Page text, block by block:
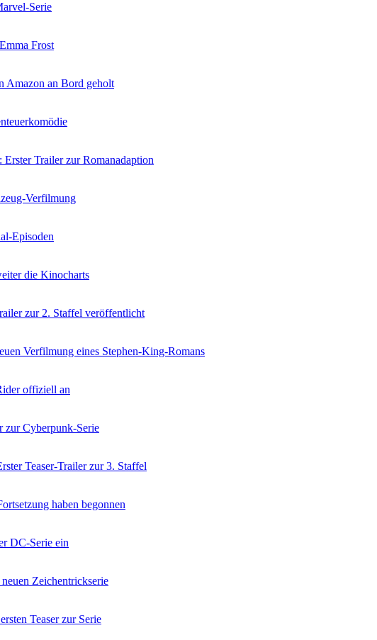
Serie
Frost
Amazon an Bord geholt
Trailer zur Romanadaption
Verfilmung
Episoden
die Kinocharts
zur 2. Staffel veröffentlicht
Verfilmung eines Stephen-King-Romans
offiziell an
zur Cyberpunk-Serie
Teaser-Trailer zur 3. Staffel
haben begonnen
DC-Serie ein
Zeichentrickserie
Teaser zur Serie